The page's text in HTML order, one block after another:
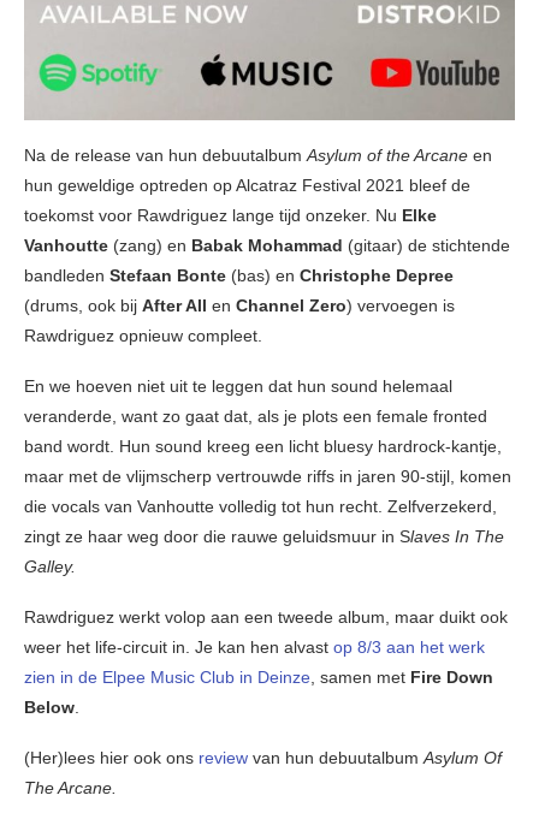
Na de release van hun debuutalbum Asylum of the Arcane en
hun geweldige optreden op Alcatraz Festival 2021 bleef de
toekomst voor Rawdriguez lange tijd onzeker. Nu Elke
Vanhoutte (zang) en Babak Mohammad (gitaar) de stichtende
bandleden Stefaan Bonte (bas) en Christophe Depree
(drums, ook bij After All en Channel Zero) vervoegen is
Rawdriguez opnieuw compleet.
En we hoeven niet uit te leggen dat hun sound helemaal
veranderde, want zo gaat dat, als je plots een female fronted
band wordt. Hun sound kreeg een licht bluesy hardrock-kantje,
maar met de vlijmscherp vertrouwde riffs in jaren 90-stijl, komen
die vocals van Vanhoutte volledig tot hun recht. Zelfverzekerd,
zingt ze haar weg door die rauwe geluidsmuur in Slaves In The
Galley.
Rawdriguez werkt volop aan een tweede album, maar duikt ook
weer het life-circuit in. Je kan hen alvast op 8/3 aan het werk
zien in de Elpee Music Club in Deinze , samen met Fire Down
Below
(Her)lees hier ook ons review van hun debuutalbum Asylum Of
The Arcane.